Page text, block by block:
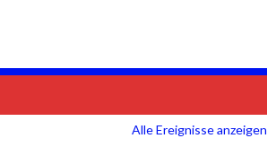
Alle Ereignisse anzeigen